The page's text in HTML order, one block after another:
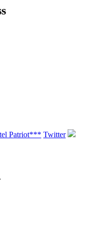
Patriot*** Twitter